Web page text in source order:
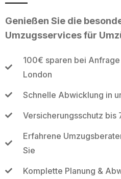
Genießen Sie die
Umzugsservices für
100€ sparen bei
London
Schnelle Abwicklung in
Versicherungsschutz
Erfahrene
Sie
Komplette Planung &